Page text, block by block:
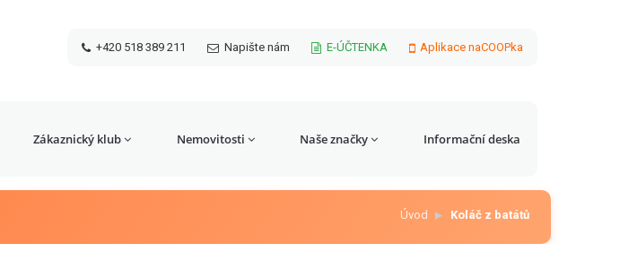
+420 518 389 211 Napište nám E-ÚČTENKA Aplikace naCOOPka
Zákaznický klub Nemovitosti Naše značky Informační deska
Úvod Koláč z batátů